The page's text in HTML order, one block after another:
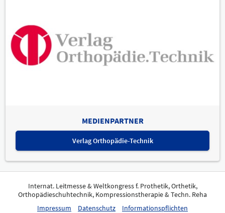
MEDIENPARTNER
Verlag Orthopädie-Technik
Internat. Leitmesse & Weltkongress f. Prothetik, Orthetik,
Orthopädieschuhtechnik, Kompressionstherapie & Techn. Reha
Impressum
Datenschutz Informationspflichten